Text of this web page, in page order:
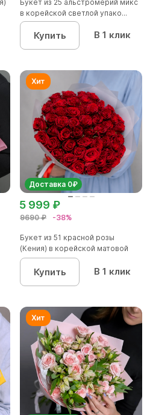
Букет из 25 альстромерий микс
в корейской светлой упако...
Купить В 1 клик
Доставка 0₽
9690 ₽ -38%
5 999 ₽
Букет из 51 красной розы
(Кения) в корейской матовой
уп...
Купить В 1 клик